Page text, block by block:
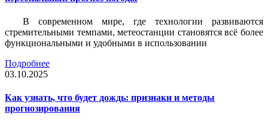
В современном мире, где технологии развиваются
стремительными темпами, метеостанции становятся всё более
функциональными и удобными в использовании
Подробнее
03.10.2025
Как узнать, что будет дождь: признаки и методы
прогнозирования